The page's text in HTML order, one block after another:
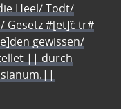
Heel/ Todt/
Gesetz #[et]c̃ tr#
gewissen/
|| durch